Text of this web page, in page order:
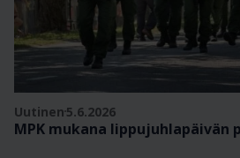
Uutinen 5.6.2026
MPK mukana lippujuhlapäivän